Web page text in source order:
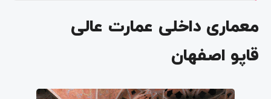
معماری داخلی عمارت عالی
قاپو اصفهان